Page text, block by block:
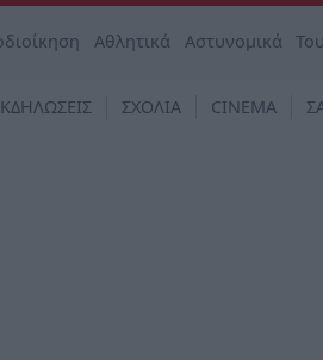
Αθλητικά Αστυνομικά
ΣΧΟΛΙΑ CINEMA